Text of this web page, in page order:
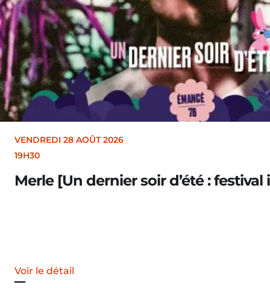
VENDREDI 28 AOÛT 2026
19H30
Merle [Un dernier soir d’été :
Voir le détail